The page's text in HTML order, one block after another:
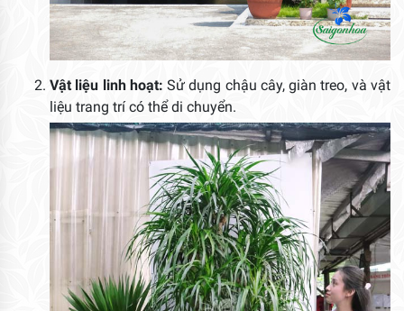
Vật liệu linh hoạt: Sử dụng chậu cây, giàn treo, và vật
liệu trang trí có thể di chuyển.